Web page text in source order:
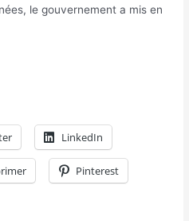
le gouvernement a mis en
LinkedIn
Pinterest